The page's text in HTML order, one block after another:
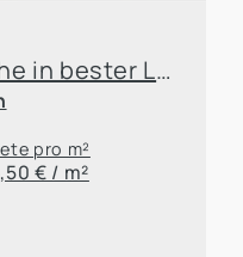
Attraktive Bürofläche in bester Lage von Köln-Lindenthal
pro m²
€ / m²